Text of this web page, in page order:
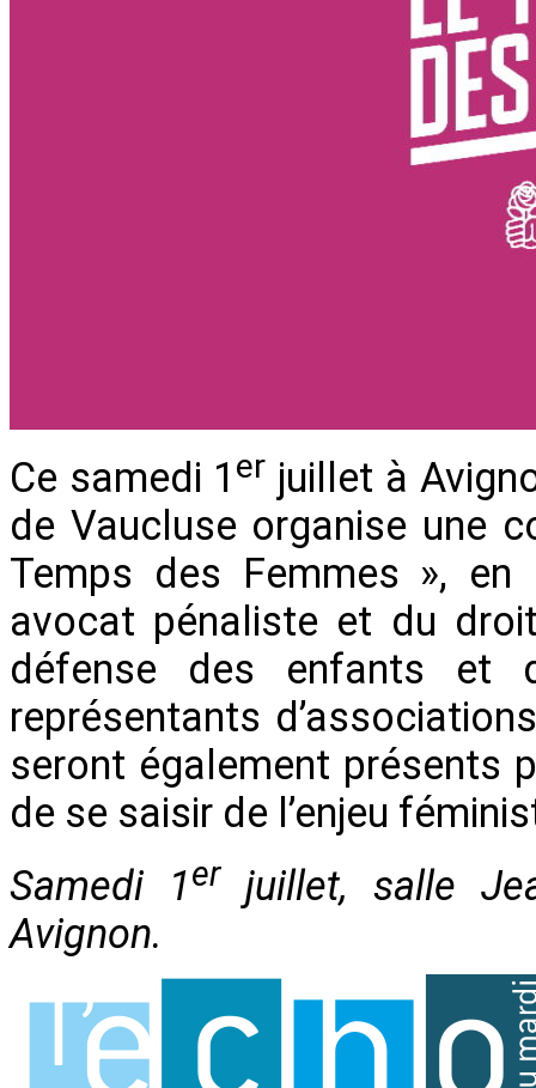
Ce samedi 1 er juillet à
de Vaucluse organise une
Temps des Femmes »,
avocat pénaliste et du
défense des enfants et
représentants
seront également présents
de se saisir de l’enjeu
Samedi 1erjuillet, salle
Avignon.